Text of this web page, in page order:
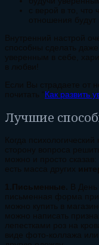
с верой в то, что
отношения будут
Внутренний настрой
способны сделать
уверенным в себе,
Если Вы страдаете от
почитать “ Как развить
Лучшие
Когда
сторону вопроса
можно и просто
есть масса других
1.Письменные.
В
письменная форма
можно купить в
можно написать
лепестками роз на
виде фото-коллажа